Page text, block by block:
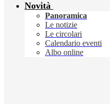
Novità
Panoramica
Le notizie
Le circolari
Calendario eventi
Albo online